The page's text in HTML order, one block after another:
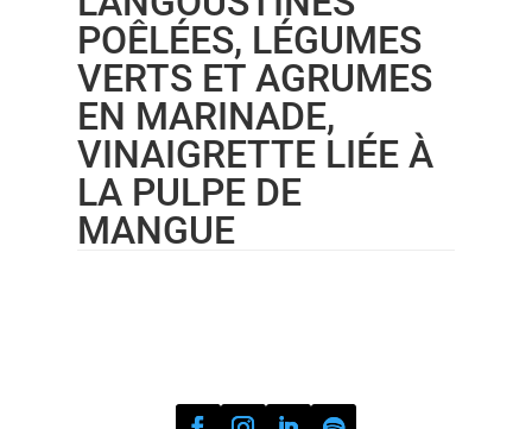
POÊLÉES, LÉGUMES
VERTS ET AGRUMES
EN MARINADE,
VINAIGRETTE LIÉE À
LA PULPE DE
MANGUE